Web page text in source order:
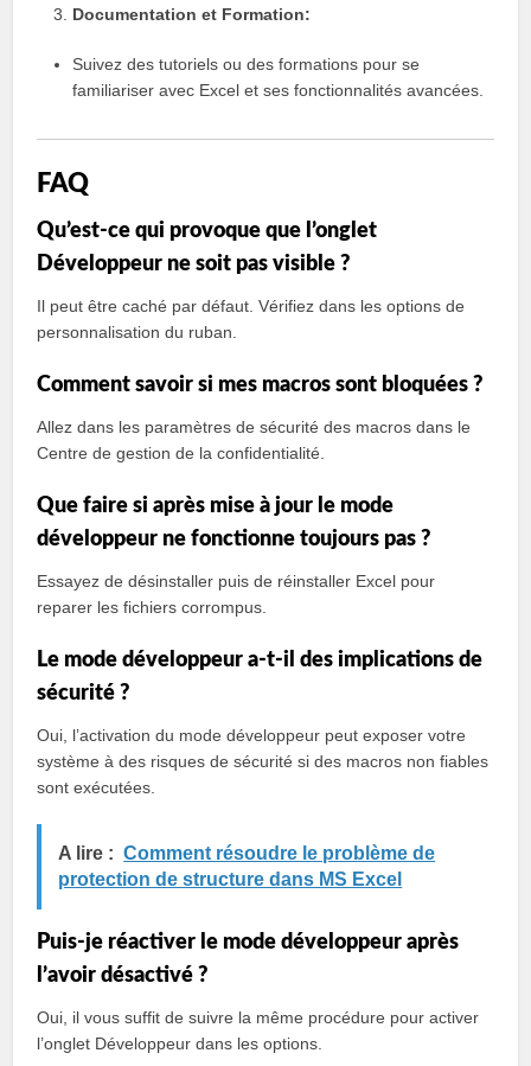
Documentation et Formation:
Suivez des tutoriels ou des formations pour se
familiariser avec Excel et ses fonctionnalités avancées.
FAQ
Qu’est-ce qui provoque que l’onglet
Développeur ne soit pas visible ?
Il peut être caché par défaut. Vérifiez dans les options de
personnalisation du ruban.
Comment savoir si mes macros sont bloquées ?
Allez dans les paramètres de sécurité des macros dans le
Centre de gestion de la confidentialité.
Que faire si après mise à jour le mode
développeur ne fonctionne toujours pas ?
Essayez de désinstaller puis de réinstaller Excel pour
reparer les fichiers corrompus.
Le mode développeur a-t-il des implications de
sécurité ?
Oui, l’activation du mode développeur peut exposer votre
système à des risques de sécurité si des macros non fiables
sont exécutées.
A lire : Comment résoudre le problème de
protection de structure dans MS Excel
Puis-je réactiver le mode développeur après
l’avoir désactivé ?
Oui, il vous suffit de suivre la même procédure pour activer
l’onglet Développeur dans les options.